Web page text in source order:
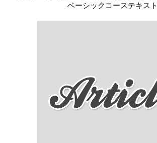
ベーシックコーステキスト